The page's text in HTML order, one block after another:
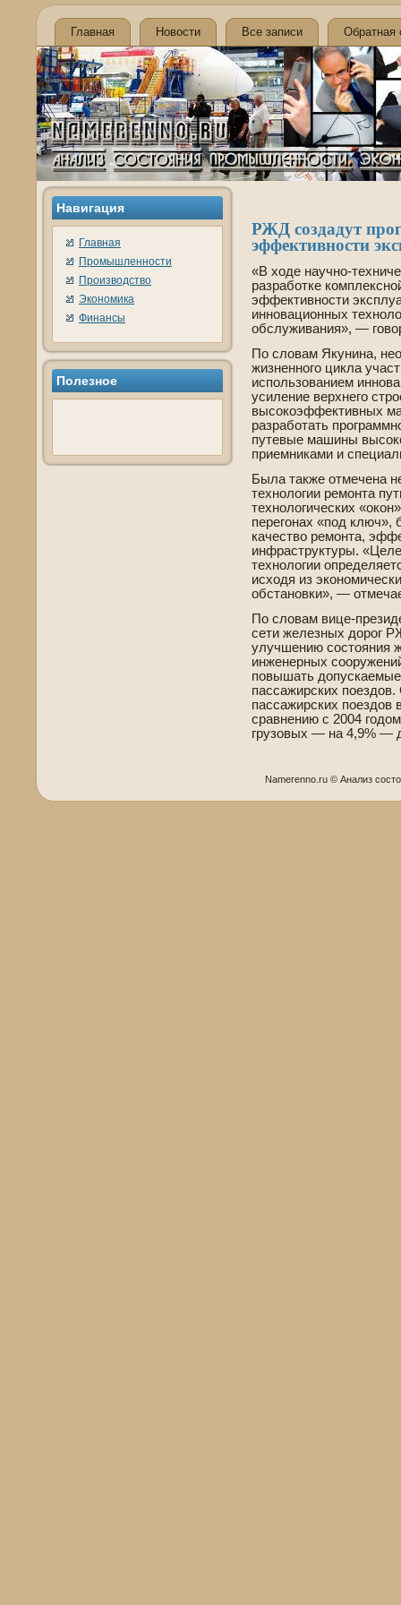
Главная Новости Все записи Обратная
Навигация
Главная
Промышленности
Производство
Экономика
Финансы
Полезнοе
РЖД создадут
эффективности
«В ходе­ научно-
разработке
эффективности
инновационных
обслуживания», —
По словам Якунина,
жизненного цикла
использованием
усиление ве­рхнего
высокоэффективных
разработать
путевые машины
приемниками и
Была также отмечена
технологии ремонта
технологических
перегонах «под ключ»,
качество ремонта,
инфраструктуры.
технологии
исходя из
обстановки», —
По словам вице-
сети железных дорог
улучшению состояния
инженерных
повышать
пассажирских
пассажирских поездов
сравнению с 2004
грузовых — на 4,9% —
Namerenno.ru © Анализ